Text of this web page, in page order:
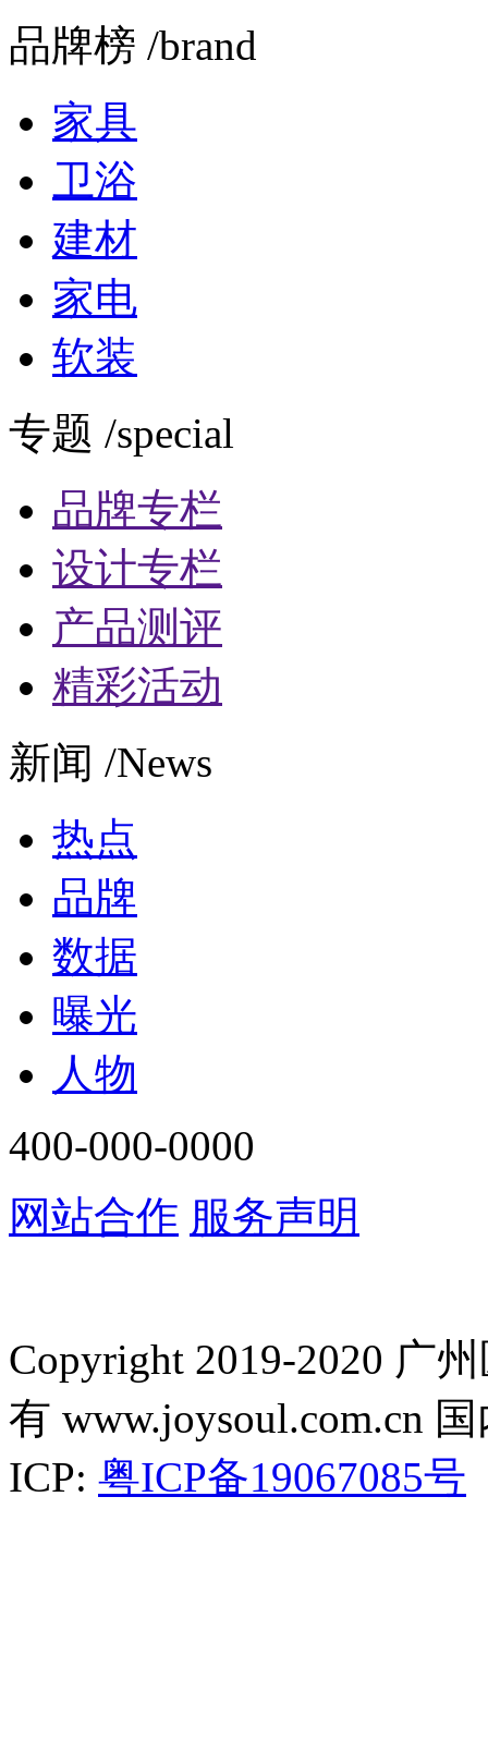
品牌榜 /brand
家具
卫浴
建材
家电
软装
专题 /special
品牌专栏
设计专栏
产品测评
精彩活动
新闻 /News
热点
品牌
数据
曝光
人物
400-000-0000
网站合作 服务声明
Copyright 2019-2020 广
有 www.joysoul.com.cn
ICP: 粤ICP备19067085号